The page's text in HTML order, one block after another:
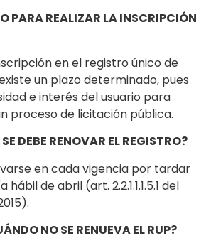
PARA REALIZAR LA INSCRIPCIÓN
en el registro único de
un plazo determinado, pues
e interés del usuario para
proceso de licitación pública.
DEBE RENOVAR EL REGISTRO?
en cada vigencia por tardar
de abril (art. 2.2.1.1.1.5.1 del
NO SE RENUEVA EL RUP?